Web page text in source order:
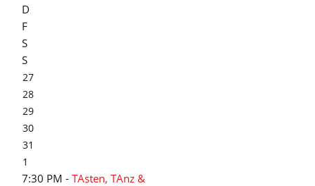
D
F
S
S
27
28
29
30
31
1
7:30 PM - TAsten, TAnz &